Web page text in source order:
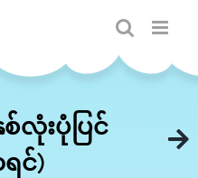
လုံးပုံပြင်
င်)